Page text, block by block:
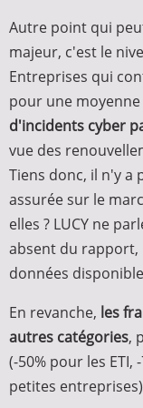
Autre point qui
majeur, c'est le
Entreprises qui
pour une
d'incidents cyber
vue des
Tiens donc, il n'y a
assurée sur le
elles ? LUCY ne
absent du rapport,
données
En revanche, les
autres catégories,
(-50% pour les ETI,
petites